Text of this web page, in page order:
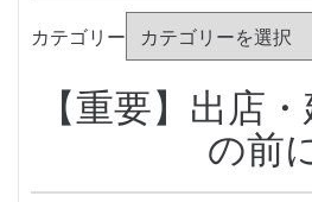
カテゴリー
【重要】出店
の前